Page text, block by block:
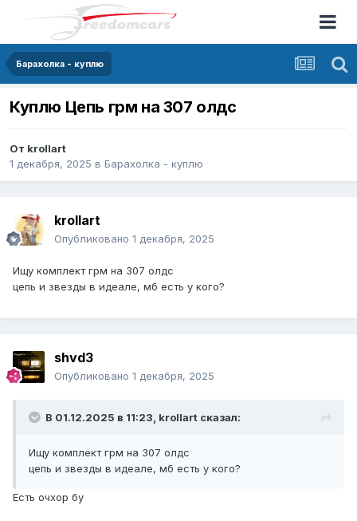
Барахолка - куплю
Куплю Цепь грм на 307 олдс
От krollart
1 декабря, 2025 в Барахолка - куплю
krollart
Опубликовано 1 декабря, 2025
Ищу комплект грм на 307 олдс
цепь и звезды в идеале, мб есть у кого?
shvd3
Опубликовано 1 декабря, 2025
В 01.12.2025 в 11:23, krollart сказал:
Ищу комплект грм на 307 олдс
цепь и звезды в идеале, мб есть у кого?
Есть очхор бу